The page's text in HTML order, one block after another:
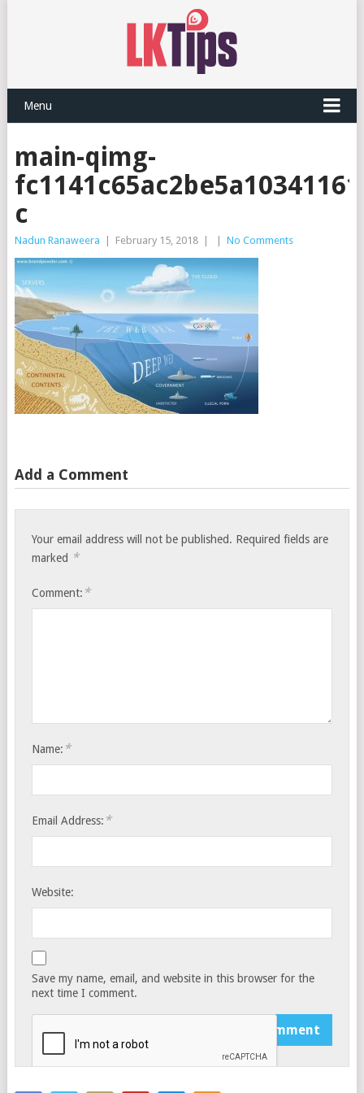
Menu
main-qimg-
c
Nadun Ranaweera February 15, 2018 No Comments
Add a Comment
Your email address will not be published. Required fields are
marked *
Comment: *
Name: *
Email Address: *
Website:
Save my name, email, and website in this browser for the
next time I comment.